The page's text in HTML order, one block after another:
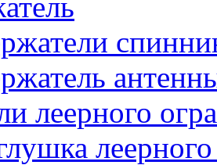
леерного